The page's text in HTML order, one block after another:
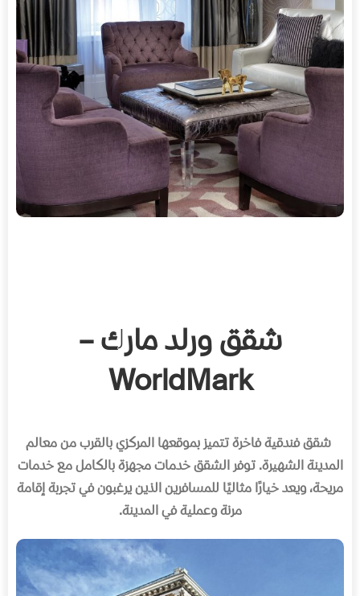
شقق ورلد مارك –
WorldMark
شقق فندقية فاخرة تتميز بموقعها المركزي بالقرب من معالم
المدينة الشهيرة.توفر الشقق خدمات مجهزة بالكامل مع خدمات
مريحة، ويعد خيارًا مثاليًا للمسافرين الذين يرغبون في تجربة إقامة
مرنة وعملية في المدينة.